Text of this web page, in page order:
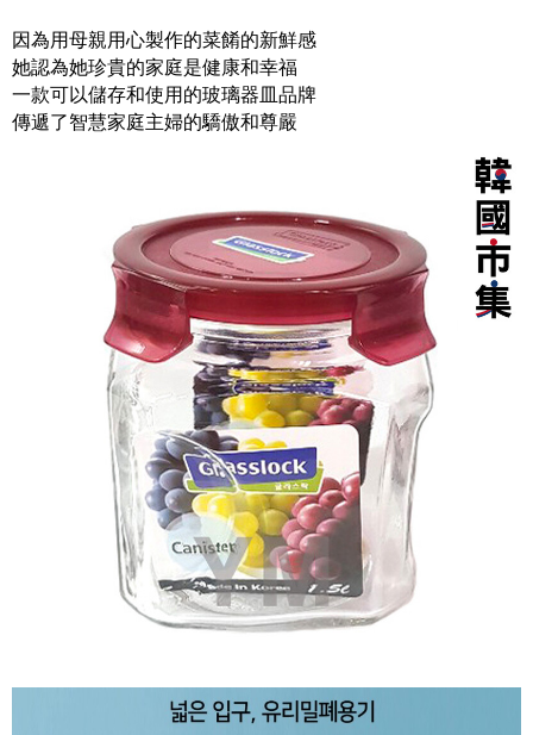
因為用母親用心製作的菜餚的新鮮感
她認為她珍貴的家庭是健康和幸福
一款可以儲存和使用的玻璃器皿品牌
傳遞了智慧家庭主婦的驕傲和尊嚴